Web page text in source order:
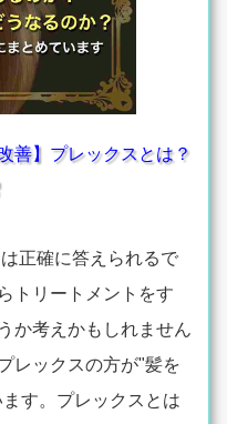
善】プレックスとは？
正確に答えられるで
トリートメントをす
か考えかもしれません
レックスの方が"髪を
す。プレックスとは